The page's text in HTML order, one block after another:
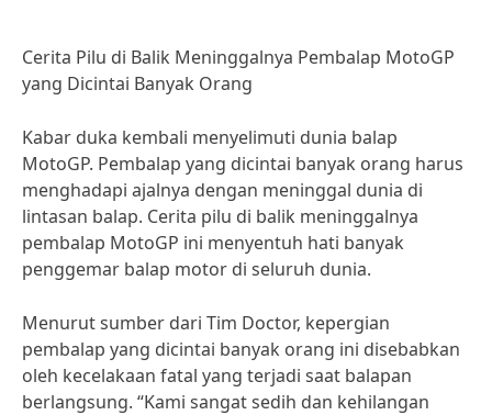
Cerita Pilu di Balik Meninggalnya Pembalap MotoGP
yang Dicintai Banyak Orang
Kabar duka kembali menyelimuti dunia balap
MotoGP. Pembalap yang dicintai banyak orang harus
menghadapi ajalnya dengan meninggal dunia di
lintasan balap. Cerita pilu di balik meninggalnya
pembalap MotoGP ini menyentuh hati banyak
penggemar balap motor di seluruh dunia.
Menurut sumber dari Tim Doctor, kepergian
pembalap yang dicintai banyak orang ini disebabkan
oleh kecelakaan fatal yang terjadi saat balapan
berlangsung. “Kami sangat sedih dan kehilangan